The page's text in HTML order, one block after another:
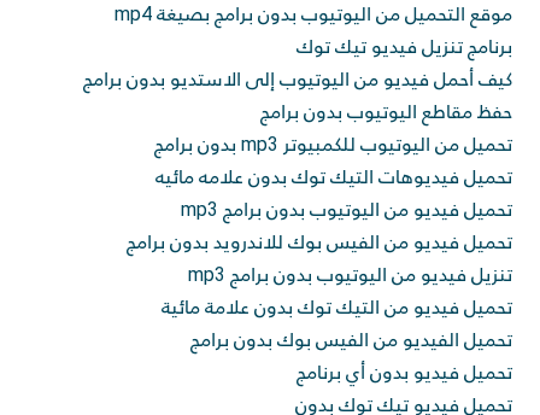
موقع التحميل من اليوتيوب بدون برامج بصيغة mp4
برنامج تنزيل فيديو تيك توك
كيف أحمل فيديو من اليوتيوب إلى الاستديو بدون برامج
حفظ مقاطع اليوتيوب بدون برامج
تحميل من اليوتيوب للكمبيوتر mp3 بدون برامج
تحميل فيديوهات التيك توك بدون علامه مائيه
تحميل فيديو من اليوتيوب بدون برامج mp3
تحميل فيديو من الفيس بوك للاندرويد بدون برامج
تنزيل فيديو من اليوتيوب بدون برامج mp3
تحميل فيديو من التيك توك بدون علامة مائية
تحميل الفيديو من الفيس بوك بدون برامج
تحميل فيديو بدون أي برنامج
تحميل فيديو تيك توك بدون